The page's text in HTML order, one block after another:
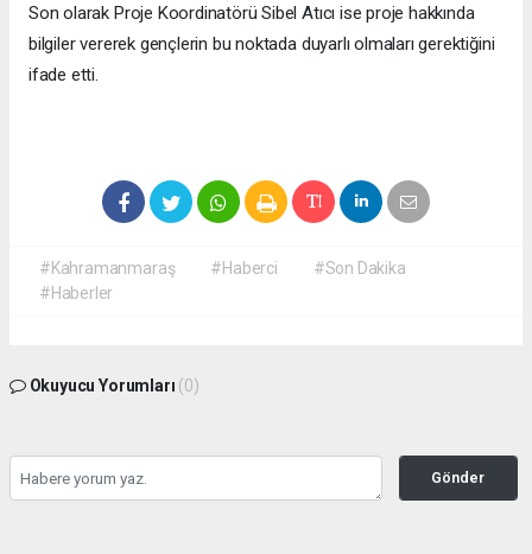
Son olarak Proje Koordinatörü Sibel Atıcı ise proje hakkında
bilgiler vererek gençlerin bu noktada duyarlı olmaları gerektiğini
ifade etti.
#Kahramanmaraş #Haberci
#Son Dakika
#Haberler
Okuyucu Yorumları (0)
Gönder